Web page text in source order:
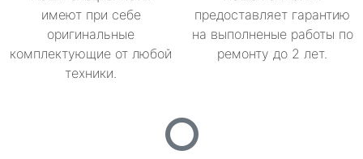
имеют при себе
оригинальные
комплектующие от любой
техники.
предоставляет гарантию
на выполненые работы по
ремонту до 2 лет.